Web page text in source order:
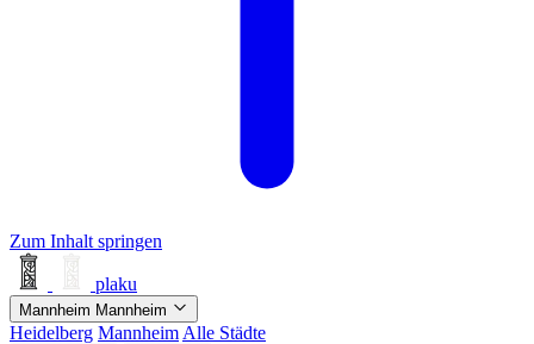
Zum Inhalt springen
plaku
Mannheim Mannheim
Heidelberg Mannheim Alle Städte